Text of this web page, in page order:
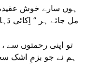
ہوں سارے خوش
مل جائے ہر ” اِکائی
تو اپنی رحمتوں سے ،
ہم نے جو بزمِ اشک